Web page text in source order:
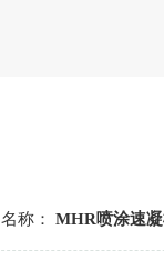
称： MHR喷涂速